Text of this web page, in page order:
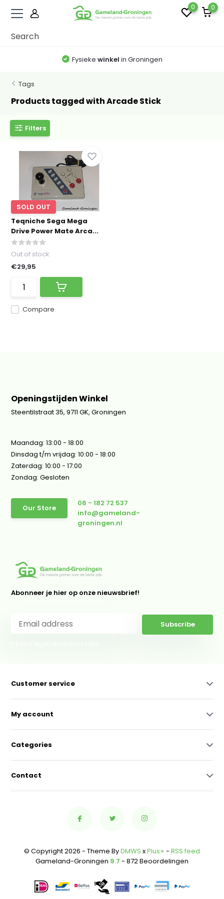
0 0
Fysieke winkel in Groningen
Tags
Products tagged with Arcade Stick
Filters
SOLD OUT
Teqniche Sega Mega
Drive Power Mate Arca...
Compare
Out of stock
€29,95
Openingstijden Winkel
Steentilstraat 35, 9711 GK, Groningen
Maandag: 13:00 - 18:00
Dinsdag t/m vrijdag: 10:00 - 18:00
Zaterdag: 10:00 - 17:00
Zondag: Gesloten
Our Store
06 - 182 72 537
info@gameland-
groningen.nl
Abonneer je hier op onze nieuwsbrief!
Subscribe
Customer service
My account
Categories
Contact
© Copyright 2026 - Theme ByDMWS xPlus+ - RSS feed
Gameland-Groningen 9.7 - 872 Beoordelingen